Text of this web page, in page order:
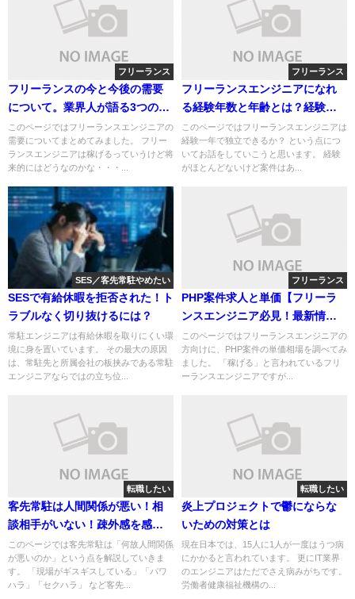
フリーランス
フリーランスの今と今後の需要
について。業界人が語る3つのポ
イント
このページではフリーランスエンジニアの
需要についてまとめてみました。 フリー
ランスエンジニアは稼げるっていうけど将
来的にはどうなのかな・・・...
フリーランス
フリーランスエンジニアになれ
る経験年数と年齢とは？経験一
年OK？
このページではフリーランスエンジニアは
経験一年で独立できるか？ という点につ
いてお話をしていこうと思います。 経験
がほとんどないけど案件はあ...
SES／客先常駐やめたい
SESで有給休暇を拒否された！ト
ラブルなく切り抜けるには？
常駐エンジニアは有給休暇を取りにくい環
境に身を置いています。 その最大の原因
は、常駐先と所属会社の板挟みである常駐
エンジニアならではの立ち位...
フリーランス
PHP案件求人と単価【フリーラ
ンスエンジニア必見！最新情
報】
このページではフリーランスエンジニアの
方向けに、PHP案件の単価相場を調べてみ
ました。 「稼げる」と言われているフリ
ーランスエンジニアですが...
転職したい
客先常駐は人間関係が悪い！相
談相手がいない！疎外感を感じ
るSEへ
このページでは客先常駐は「何故人間関係
が悪いのか」という点を解説していきま
す。 「現場がギスギスしている」「パワ
ハラ」「セクハラ」 など客先...
転職したい
炎上プロジェクトで鬱にならな
いための対策とは
現在日本では、15人に1人が一度はうつ病
にかかると言われています。 更にIT業界
のエンジニアはただでさえ病みがちです。
労働者健康福祉機構の...